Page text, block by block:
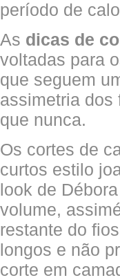
período de
As dicas de
voltadas para
que seguem
assimetria dos
que nunca.
Os cortes de
curtos estilo
look de
volume,
restante do
longos e não
corte em